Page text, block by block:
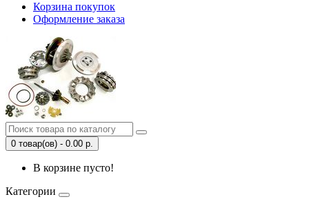
Корзина покупок
Оформление заказа
0 товар(ов) - 0.00 р.
В корзине пусто!
Категории